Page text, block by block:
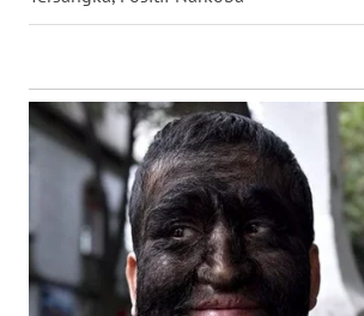
WN
SULUT
WN
MALUKU
WN